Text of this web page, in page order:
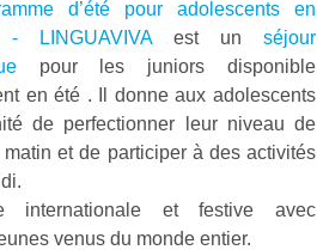
d’été pour adolescents en
- LINGUAVIVAest un séjour
pour les juniors disponible
en été . Il donne aux adolescents
de perfectionner leur niveau de
matin et de participer à des activités
internationale et festive avec
venus du monde entier.